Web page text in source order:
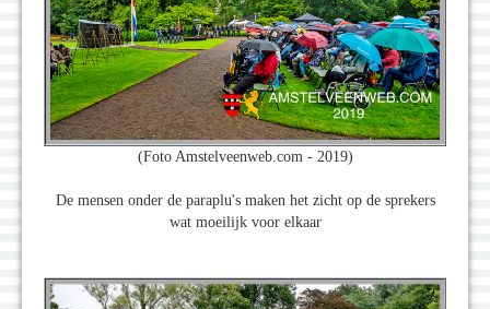
(Foto Amstelveenweb.com - 2019)
De mensen onder de paraplu's maken het zicht op de sprekers
wat moeilijk voor elkaar